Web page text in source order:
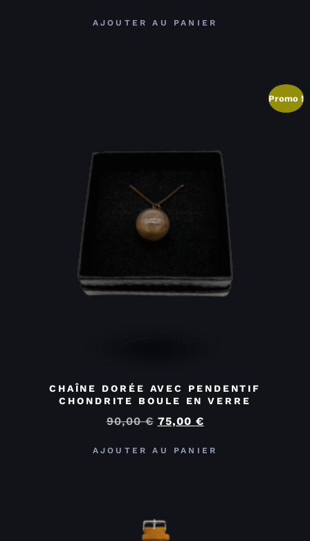
AJOUTER AU PANIER
Promo !
CHAÎNE DORÉE AVEC PENDENTIF
CHONDRITE BOULE EN VERRE
90,00€ 75,00 €
AJOUTER AU PANIER